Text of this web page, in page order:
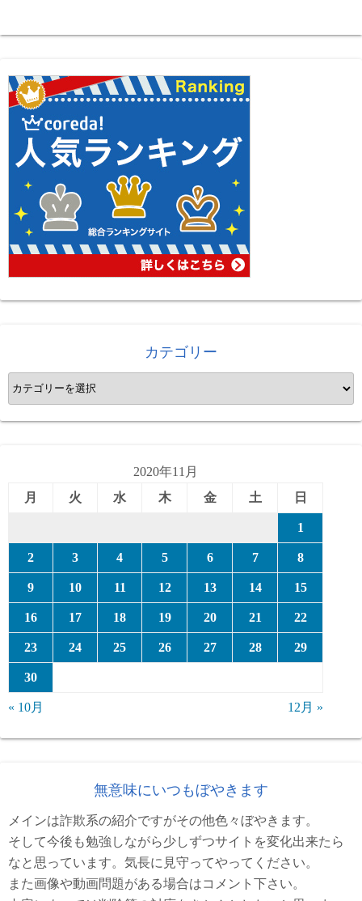
カテゴリー
カ
テ
ゴ
2020年11月
月
火 水 木 金 土 日
1
2 3 4 5 6 7 8
9 10 11 12 13 14 15
16 17 18 19 20 21 22
23 24 25 26 27 28 29
30
« 10月 12月 »
無意味にいつもぼやきます
メインは詐欺系の紹介ですがその他色々ぼやきます。
そして今後も勉強しながら少しずつサイトを変化出来たら
なと思っています。気長に見守ってやってください。
また画像や動画問題がある場合はコメント下さい。